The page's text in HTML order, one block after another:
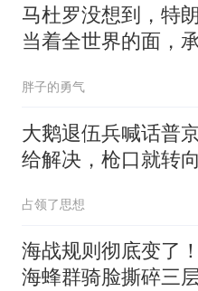
马杜罗没想到，特
当着全世界的面，
胖子的勇气
大鹅退伍兵喊话普
给解决，枪口就转
占领了思想
海战规则彻底变了
海蜂群骑脸撕碎三